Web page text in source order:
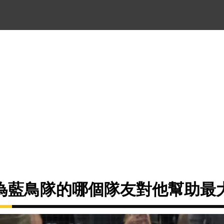
藍鳥隊的哪個隊友對他幫助最